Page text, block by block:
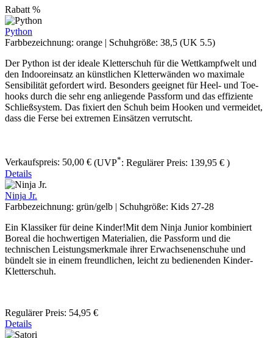
Rabatt %
Python
Farbbezeichnung: orange | Schuhgröße: 38,5 (UK 5.5)
Der Python ist der ideale Kletterschuh für die Wettkampfwelt und
den Indooreinsatz an künstlichen Kletterwänden wo maximale
Sensibilität gefordert wird. Besonders geeignet für Heel- und Toe-
hooks durch die sehr eng anliegende Passform und das effiziente
Schließsystem. Das fixiert den Schuh beim Hooken und vermeidet,
dass die Ferse bei extremen Einsätzen verrutscht.
Verkaufspreis: 50,00 € (UVP*: Regulärer Preis: 139,95 € )
Details
Ninja Jr.
Farbbezeichnung: grün/gelb | Schuhgröße: Kids 27-28
Ein Klassiker für deine Kinder!Mit dem Ninja Junior kombiniert
Boreal die hochwertigen Materialien, die Passform und die
technischen Leistungsmerkmale ihrer Erwachsenenschuhe und
bündelt sie in einem freundlichen, leicht zu bedienenden Kinder-
Kletterschuh.
Regulärer Preis: 54,95 €
Details